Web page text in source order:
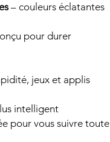
– couleurs éclatantes
pour durer
jeux et applis
intelligent
pour vous suivre toute